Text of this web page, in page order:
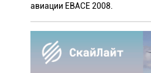
авиации EBACE 2008.